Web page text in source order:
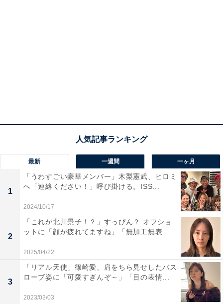
最新 一週間 一ヶ月
1
「うわすごい豪華メンバー」木梨憲武、ヒロミ
へ「連絡ください！」呼び掛ける。ISS...
2024/10/17
2
「これが北川景子！？」すっぴん？ オフショ
ットに「顔が疲れてますね」「無加工無表...
2025/04/22
3
「リアル天使」篠崎愛、肩をちら見せしたバス
ローブ姿に「可愛すぎんぞ～」「目の表情...
2023/03/03